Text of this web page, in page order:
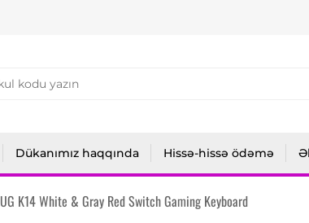
Dükanımız haqqında Hissə-hissə ödəmə
K14 White & Gray Red Switch Gaming Keyboard